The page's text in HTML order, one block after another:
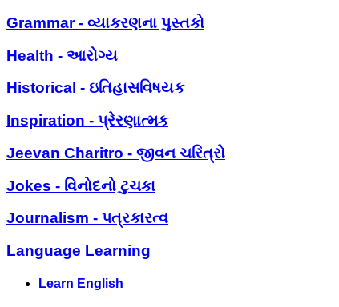
Grammar - વ્યાકરણના પુસ્તકો
Health - આરોગ્ય
Historical - ઇતિહાસવિષયક
Inspiration - પ્રેરણાત્મક
Jeevan Charitro - જીવન ચરિત્રો
Jokes - વિનોદનો ટુચકા
Journalism - પત્રકારત્વ
Language Learning
Learn English